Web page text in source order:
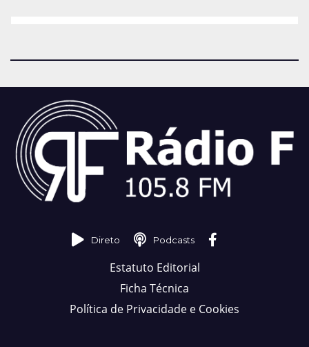
Direto Podcasts
Estatuto Editorial
Ficha Técnica
Política de Privacidade e Cookies